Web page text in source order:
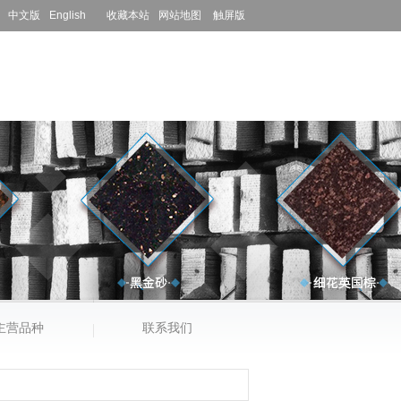
中文版 English 收藏本站 网站地图 触屏版
营品种 联系我们